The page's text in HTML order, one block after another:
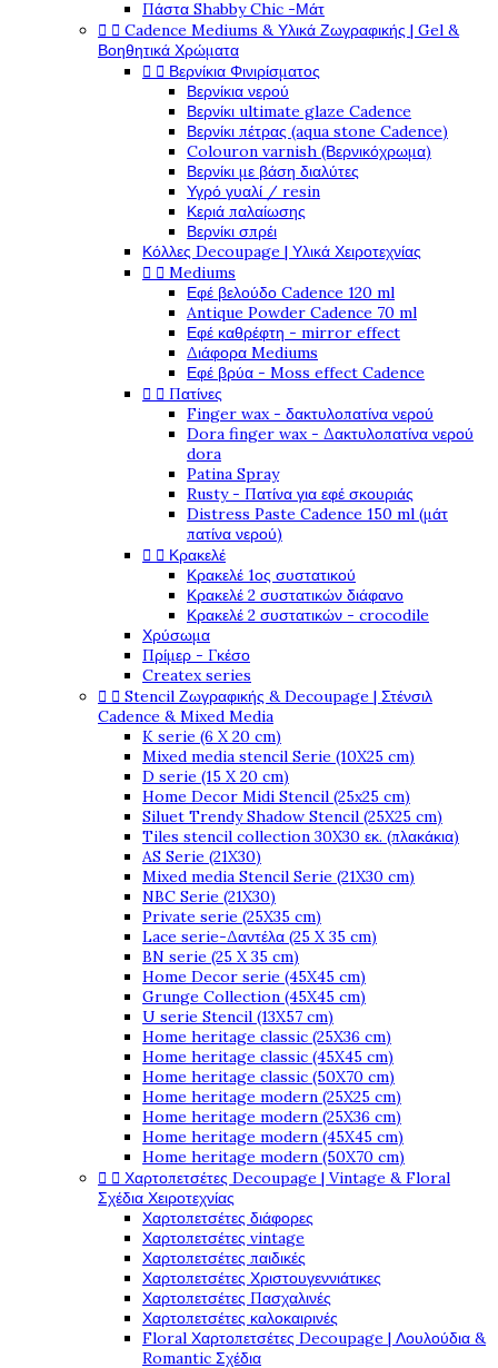
Πάστα Shabby Chic -Μάτ
  Cadence Mediums & Υλικά Ζωγραφικής | Gel &
Βοηθητικά Χρώματα
  Βερνίκια Φινιρίσματος
Βερνίκια νερού
Βερνίκι ultimate glaze Cadence
Βερνίκι πέτρας (aqua stone Cadence)
Colouron varnish (Βερνικόχρωμα)
Βερνίκι με βάση διαλύτες
Υγρό γυαλί / resin
Κεριά παλαίωσης
Βερνίκι σπρέι
Κόλλες Decoupage | Υλικά Χειροτεχνίας
  Mediums
Εφέ βελούδο Cadence 120 ml
Antique Powder Cadence 70 ml
Εφέ καθρέφτη - mirror effect
Διάφορα Mediums
Εφέ βρύα - Moss effect Cadence
  Πατίνες
Finger wax - δακτυλοπατίνα νερού
Dora finger wax - Δακτυλοπατίνα νερού
dora
Patina Spray
Rusty - Πατίνα για εφέ σκουριάς
Distress Paste Cadence 150 ml (μάτ
πατίνα νερού)
  Κρακελέ
Κρακελέ 1ος συστατικού
Κρακελέ 2 συστατικών διάφανο
Κρακελέ 2 συστατικών - crocodile
Χρύσωμα
Πρίμερ - Γκέσο
Createx series
  Stencil Ζωγραφικής & Decoupage | Στένσιλ
Cadence & Mixed Media
K serie (6 X 20 cm)
Mixed media stencil Serie (10X25 cm)
D serie (15 X 20 cm)
Home Decor Midi Stencil (25x25 cm)
Siluet Trendy Shadow Stencil (25X25 cm)
Tiles stencil collection 30X30 εκ. (πλακάκια)
AS Serie (21X30)
Mixed media Stencil Serie (21X30 cm)
NBC Serie (21X30)
Private serie (25X35 cm)
Lace serie-Δαντέλα (25 X 35 cm)
BN serie (25 X 35 cm)
Home Decor serie (45X45 cm)
Grunge Collection (45X45 cm)
U serie Stencil (13X57 cm)
Home heritage classic (25X36 cm)
Home heritage classic (45X45 cm)
Home heritage classic (50X70 cm)
Home heritage modern (25X25 cm)
Home heritage modern (25X36 cm)
Home heritage modern (45X45 cm)
Home heritage modern (50X70 cm)
  Χαρτοπετσέτες Decoupage | Vintage & Floral
Σχέδια Χειροτεχνίας
Χαρτοπετσέτες διάφορες
Χαρτοπετσέτες vintage
Χαρτοπετσέτες παιδικές
Χαρτοπετσέτες Χριστουγεννιάτικες
Χαρτοπετσέτες Πασχαλινές
Χαρτοπετσέτες καλοκαιρινές
Floral Χαρτοπετσέτες Decoupage | Λουλούδια &
Romantic Σχέδια